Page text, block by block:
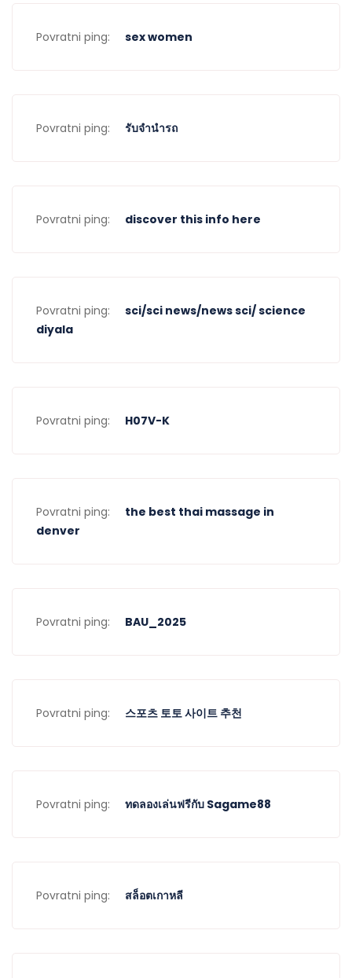
Povratni ping: sex women
Povratni ping: รับจํานํารถ
Povratni ping: discover this info here
Povratni ping:
sci/sci news/news sci/ science
diyala
Povratni ping: H07V-K
Povratni ping:
the best thai massage in
denver
Povratni ping: BAU_2025
Povratni ping: 스포츠 토토 사이트 추천
Povratni ping: ทดลองเล่นฟรีกับ Sagame88
Povratni ping: สล็อตเกาหลี